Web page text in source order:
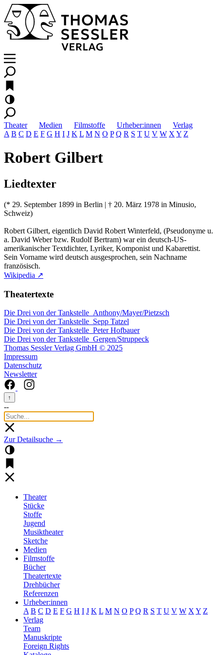
Theater Medien Filmstoffe Urheber:innen
Verlag
A B C D E F G H I J K L M N O P Q R S T U V W X Y Z
Robert Gilbert
Liedtexter
(* 29. September 1899 in Berlin | † 20. März 1978 in Minusio,
Schweiz)
Robert Gilbert, eigentlich David Robert Winterfeld, (Pseudonyme u.
a. David Weber bzw. Rudolf Bertram) war ein deutsch-US-
amerikanischer Textdichter, Lyriker, Komponist und Kabarettist.
Sein Vorname wird deutsch ausgesprochen, sein Nachname
französisch.
Wikipedia ↗
Theatertexte
Die Drei von der Tankstelle Anthony/Mayer/Pietzsch
Die Drei von der Tankstelle Sepp Tatzel
Die Drei von der Tankstelle Peter Hofbauer
Die Drei von der Tankstelle Gergen/Struppeck
Thomas Sessler Verlag GmbH © 2025
Impressum
Datenschutz
Newsletter
↑
--
Zur Detailsuche →
Theater
Stücke
Stoffe
Jugend
Musiktheater
Sketche
Medien
Filmstoffe
Bücher
Theatertexte
Drehbücher
Referenzen
Urheber:innen
A B C D E F G H I J K L M N O P Q R S T U V W X Y Z
Verlag
Team
Manuskripte
Foreign Rights